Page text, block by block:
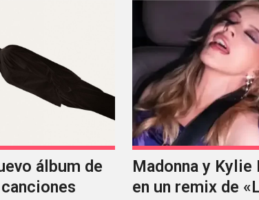
álbum de
Madonna y
en un remix de